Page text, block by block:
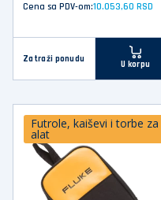
Cena sa PDV-om:10.053,60 RSD
Zatraži ponudu
U korpu
Futrole, kaiševi i torbe za
alat